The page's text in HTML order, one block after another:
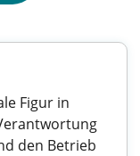
Figur in
den Betrieb